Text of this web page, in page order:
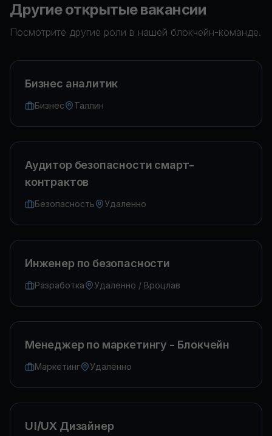
Другие открытые вакансии
Посмотрите другие роли в нашей блокчейн-команде.
Бизнес аналитик
Бизнес Таллин
Аудитор безопасности смарт-
контрактов
Безопасность Удаленно
Инженер по безопасности
Разработка Удаленно / Вроцлав
Менеджер по маркетингу - Блокчейн
Маркетинг Удаленно
UI/UX Дизайнер